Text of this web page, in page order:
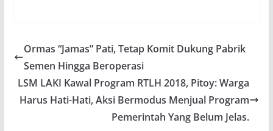
Ormas “Jamas” Pati, Tetap Komit Dukung Pabrik
Semen Hingga Beroperasi
LSM LAKI Kawal Program RTLH 2018, Pitoy: Warga
Harus Hati-Hati, Aksi Bermodus Menjual Program
Pemerintah Yang Belum Jelas.